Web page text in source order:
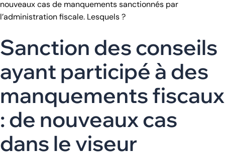
nouveaux cas de manquements sanctionnés par
l’administration fiscale. Lesquels ?
Sanction des conseils
ayant participé à des
manquements fiscaux
: de nouveaux cas
dans le viseur